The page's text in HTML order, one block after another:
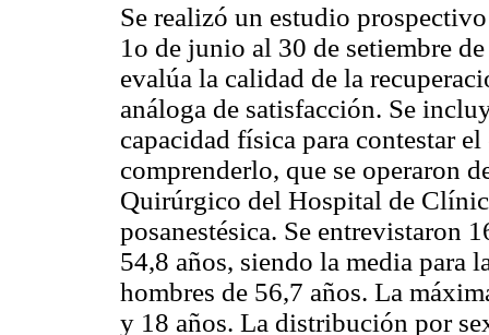
Se realizó un estudio
1o de junio al 30 de setiembre
evalúa la calidad de la
análoga de satisfacción. Se
capacidad física para contestar
comprenderlo, que se operaron
Quirúrgico del Hospital de
posanestésica. Se entrevistaron
54,8 años, siendo la media para
hombres de 56,7 años. La
y 18 años. La distribución por